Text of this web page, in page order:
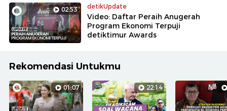
02:53 detikUpdate
Video: Daftar Peraih Anugerah
Program Ekonomi Terpuji
detiktimur Awards
Rekomendasi Untukmu
01:07 22:14